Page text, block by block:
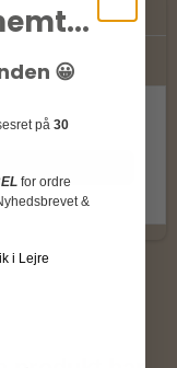
😀
på 30
for ordre
&
i Lejre